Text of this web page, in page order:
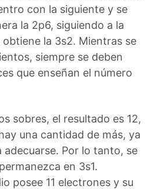
con la siguiente y se
la 2p6, siguiendo a la
la 3s2. Mientras se
siempre se deben
que enseñan el número
sobres, el resultado es 12,
una cantidad de más, ya
adecuarse. Por lo tanto, se
en 3s1.
posee 11 electrones y su